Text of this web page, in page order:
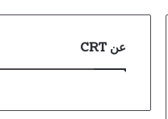
عن CRT